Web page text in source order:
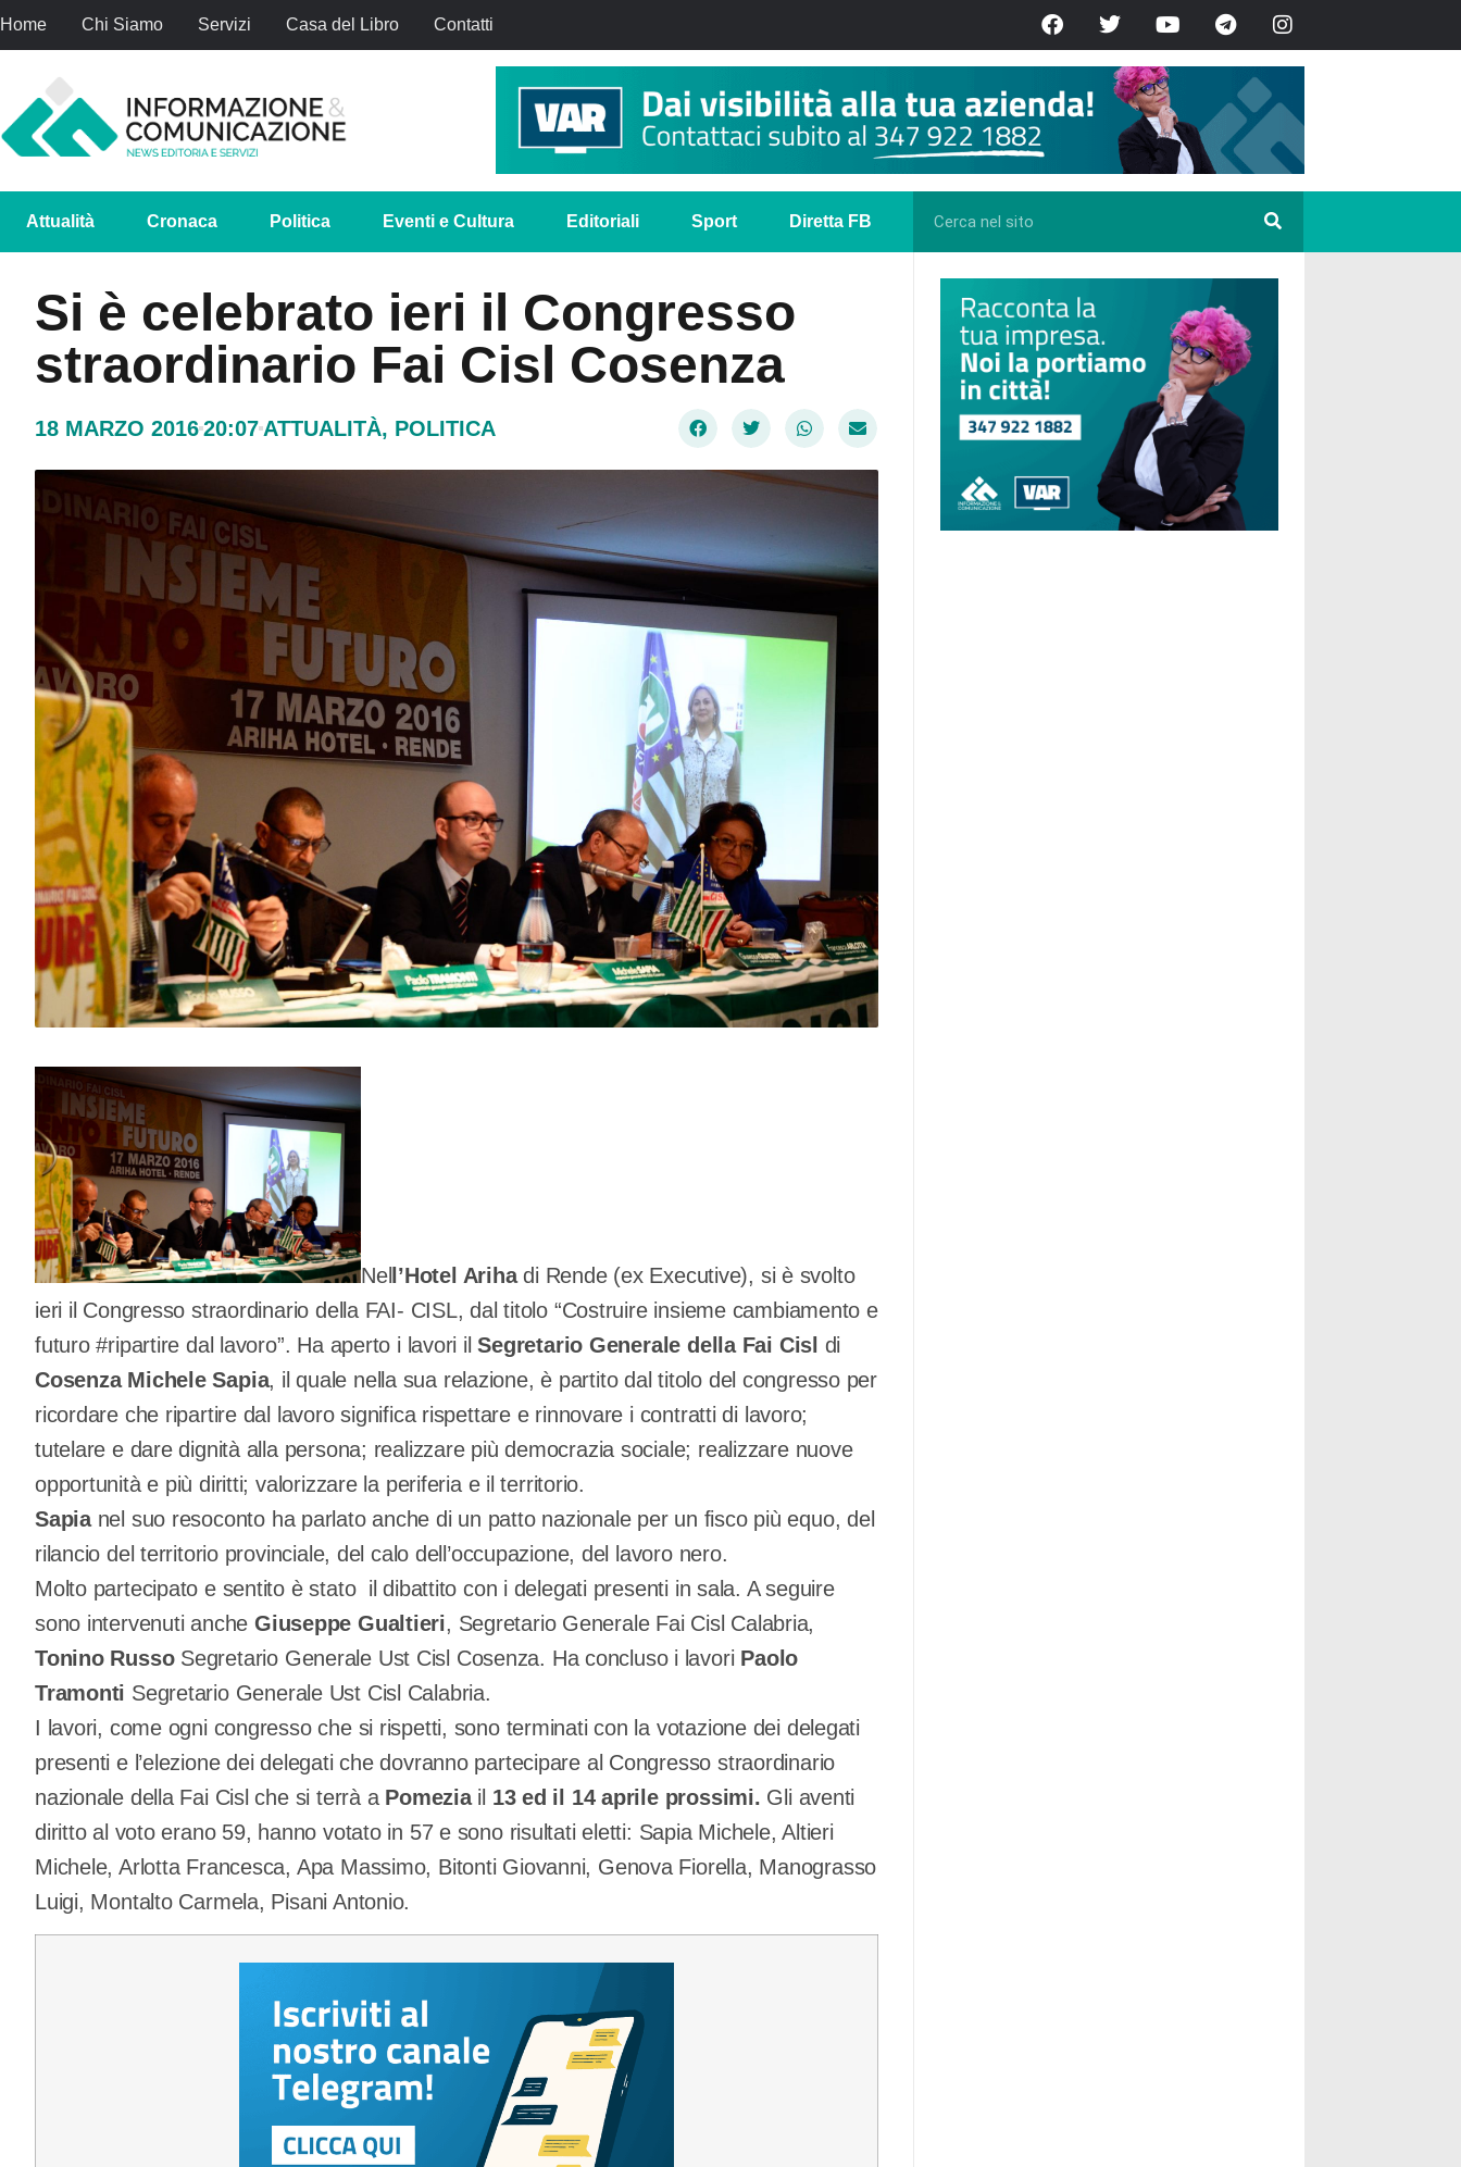
Home Chi Siamo Servizi Casa del Libro Contatti
Attualità Cronaca Politica Eventi e Cultura Editoriali Sport Diretta FB
Si è celebrato ieri il Congresso
straordinario Fai Cisl Cosenza
18 MARZO 201620:07 ATTUALITÀ, POLITICA
Nel l’Hotel Arihadi Rende (ex Executive), si è svolto
ieri il Congresso straordinario della FAI- CISL, dal titolo “Costruire insieme cambiamento e
futuro #ripartire dal lavoro”. Ha aperto i lavori ilSegretario Generale della Fai Cisl di
Cosenza Michele Sapia, il quale nella sua relazione, è partito dal titolo del congresso per
ricordare che ripartire dal lavoro significa rispettare e rinnovare i contratti di lavoro;
tutelare e dare dignità alla persona; realizzare più democrazia sociale; realizzare nuove
opportunità e più diritti; valorizzare la periferia e il territorio.
Sapianel suo resoconto ha parlato anche di un patto nazionale per un fisco più equo, del
rilancio del territorio provinciale, del calo dell’occupazione, del lavoro nero.
Molto partecipato e sentito è stato il dibattito con i delegati presenti in sala. A seguire
sono intervenuti anche Giuseppe Gualtieri, Segretario Generale Fai Cisl Calabria,
Tonino RussoSegretario Generale Ust Cisl Cosenza. Ha concluso i lavori Paolo
Tramonti Segretario Generale Ust Cisl Calabria.
I lavori, come ogni congresso che si rispetti, sono terminati con la votazione dei delegati
presenti e l’elezione dei delegati che dovranno partecipare al Congresso straordinario
nazionale della Fai Cisl che si terrà a Pomeziail 13 ed il 14 aprile prossimi. Gli aventi
diritto al voto erano 59, hanno votato in 57 e sono risultati eletti: Sapia Michele, Altieri
Michele, Arlotta Francesca, Apa Massimo, Bitonti Giovanni, Genova Fiorella, Manograsso
Luigi, Montalto Carmela, Pisani Antonio.